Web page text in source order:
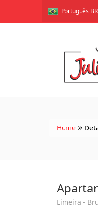
Português BR
Home
Limeira -